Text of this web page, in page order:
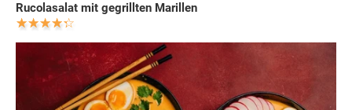
Rucolasalat mit gegrillten Marillen